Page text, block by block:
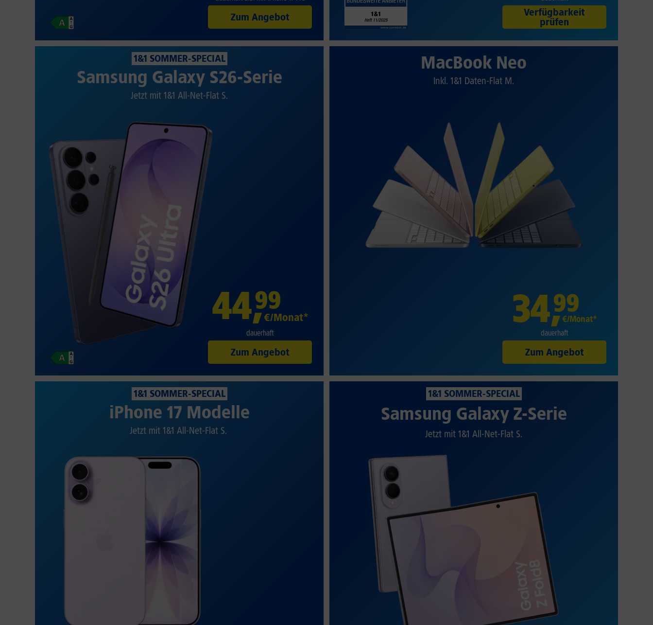
Zum Angebot
Verfügbarkeit
prüfen
1&1 SOMMER-SPECIAL
Samsung Galaxy S26-Serie
Jetzt mit 1&1 All-Net-Flat S.
44,99
€/Monat*
dauerhaft
Zum Angebot
MacBook Neo
Inkl. 1&1 Daten-Flat M.
34,99
€/Monat*
dauerhaft
Zum Angebot
1&1 SOMMER-SPECIAL
iPhone 17 Modelle
Jetzt mit 1&1 All-Net-Flat S.
1&1 SOMMER-SPECIAL
Samsung Galaxy Z-Serie
Jetzt mit 1&1 All-Net-Flat S.